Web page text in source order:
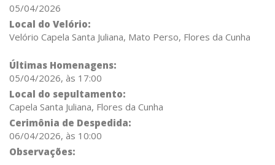
05/04/2026
Local do Velório:
Velório Capela Santa Juliana, Mato Perso, Flores da Cunha
Últimas Homenagens:
05/04/2026, às 17:00
Local do sepultamento:
Capela Santa Juliana, Flores da Cunha
Cerimônia de Despedida:
06/04/2026, às 10:00
Observações: